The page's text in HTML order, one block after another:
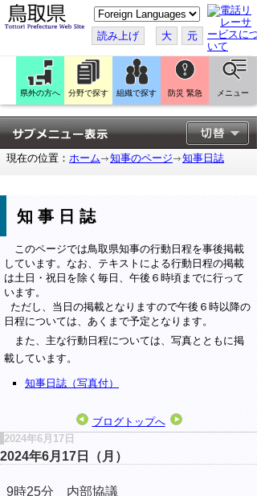
こ
の
ペ
ー
ジ
翻
訳
す
る
読み上げ 大 元
県外の方へ 分野で探す 組織で探す 防災 緊急 メニュー
現在の位置： ホーム 知事のページ 知事日誌
知事日誌
このページでは鳥取県知事の行動日程を事後掲載
しています。なお、テキストによる行動日程の掲載
は土日・祝日を除く毎日、午後６時頃までに行って
います。
ただし、当日の掲載となりますので午後６時以降の
日程については、あくまで予定となります。
また、主な行動日程については、写真とともに掲
載しています。
知事日誌（写真付）
ブログトップへ
2024年6月17日
2024年6月17日（月）
9時25分 内部協議